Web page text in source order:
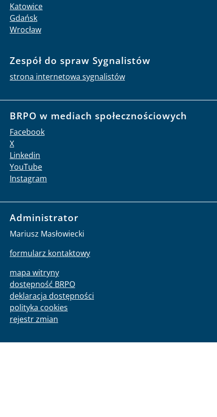
Katowice
Gdańsk
Wrocław
Zespół do spraw Sygnalistów
strona internetowa sygnalistów
BRPO w mediach społecznościowych
Facebook
X
Linkedin
YouTube
Instagram
Administrator
Mariusz Masłowiecki
formularz kontaktowy
mapa witryny
dostępność BRPO
deklaracja dostępności
polityka cookies
rejestr zmian